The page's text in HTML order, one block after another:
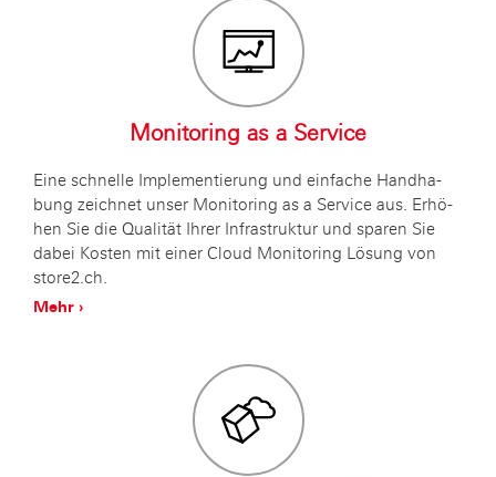
Mo­ni­to­ring as a Ser­vice
Eine schnel­le Im­ple­men­tie­rung und ein­fa­che Hand­ha­
bung zeich­net unser Mo­ni­to­ring as a Ser­vice aus. Er­hö­
hen Sie die Qua­li­tät Ihrer In­fra­struk­tur und spa­ren Sie
dabei Kos­ten mit einer Cloud Mo­ni­to­ring Lö­sung von
store2.ch.
Mehr ›